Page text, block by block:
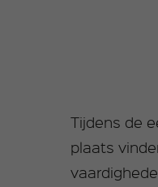
Tijdens de
plaats